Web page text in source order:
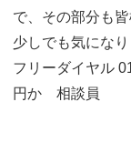
で、その部分も
少しでも気にな
フリーダイヤル
円か 相談員